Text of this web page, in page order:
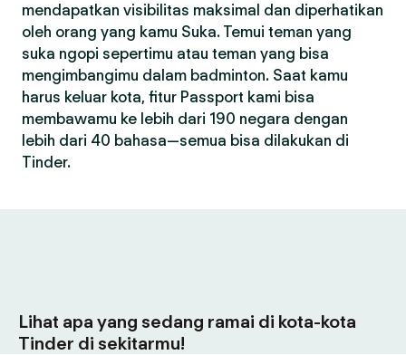
mendapatkan visibilitas maksimal dan diperhatikan
oleh orang yang kamu Suka. Temui teman yang
suka ngopi sepertimu atau teman yang bisa
mengimbangimu dalam badminton. Saat kamu
harus keluar kota, fitur Passport kami bisa
membawamu ke lebih dari 190 negara dengan
lebih dari 40 bahasa—semua bisa dilakukan di
Tinder.
Lihat apa yang sedang ramai di kota-kota
Tinder di sekitarmu!